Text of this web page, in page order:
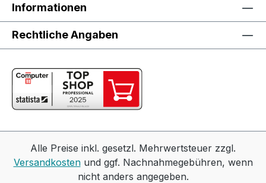
Informationen
Rechtliche Angaben
Alle Preise inkl. gesetzl. Mehrwertsteuer zzgl.
Versandkostenund ggf. Nachnahmegebühren, wenn
nicht anders angegeben.